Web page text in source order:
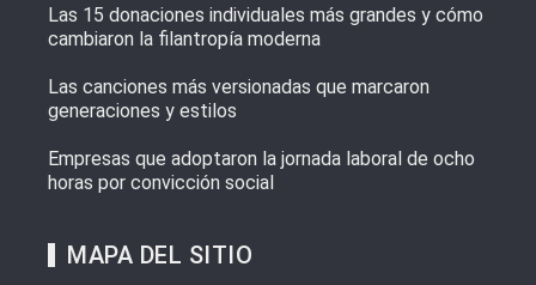
Las 15 donaciones individuales más grandes y cómo
cambiaron la filantropía moderna
Las canciones más versionadas que marcaron
generaciones y estilos
Empresas que adoptaron la jornada laboral de ocho
horas por convicción social
MAPA DEL SITIO